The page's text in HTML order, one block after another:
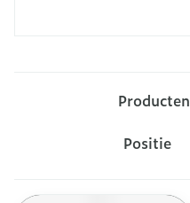
Producten
Sorteer op: